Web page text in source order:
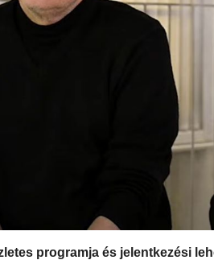
programja és jelentkezési